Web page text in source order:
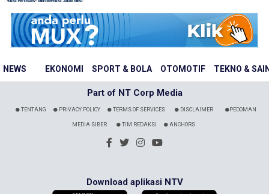
NEWS EKONOMI SPORT & BOLA OTOMOTIF TEKNO &
Part of NT Corp Media
TENTANG PRIVACY POLICY TERMS OF SERVICES DISCLAIMER PEDOMAN
MEDIA SIBER TIM REDAKSI ANCHORS
Download aplikasi NTV